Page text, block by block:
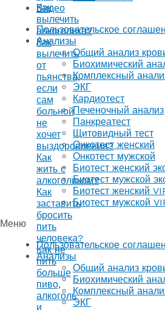
Как
вылечить
алкоголика?
Как
вылечить
от
пьянства,
если
сам
больной
не
хочет
выздоровления?
Как
жить с
алкоголиком?
Как
заставить
бросить
пить
человека?
Как не
пить
больше
пиво,
алкоголь
и
Видео
Пользовательское
Анализы
Общий анализ
Биохимический
Комплексный
ЭКГ
Кардиотест
Печеночный анализ
Панкреатест
Щитовидный тест
Онкотест женский
Онкотест мужской
Биотест женский
Биотест мужской
Биотест женский
Биотест мужской
Меню
Пользовательское
Анализы
Общий анализ
Биохимический
Комплексный
ЭКГ